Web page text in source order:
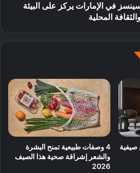
في الإمارات يركز على البيئة
المحلية
4 وصفات طبيعية تمنح البشرة
والشعر إشراقة صحية هذا الصيف
2026